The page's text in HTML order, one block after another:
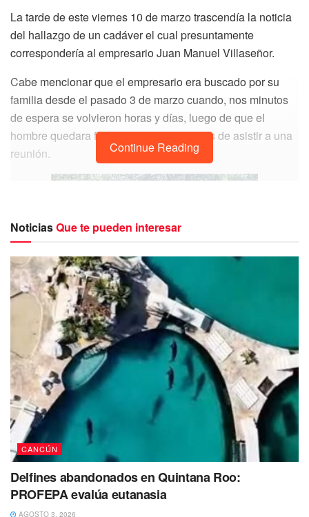
La tarde de este viernes 10 de marzo trascendía la noticia
del hallazgo de un cadáver el cual presuntamente
correspondería al empresario Juan Manuel Villaseñor.
Cabe mencionar que el empresario era buscado por su
familia desde el pasado 3 de marzo cuando, nos minutos
de espera se volvieron horas y días, luego de que el
hombre quedara formal con sus familiares de asistir a una
reunión.
Sin embargo este no llegaría, por lo que fue interpuesta
una ficha de búsqueda de localización en la Fiscalía
General del Estado. Había trascendido que un comando
armado lo había ‘levantado’ en la colonia doctores.
El hallazgo del hombre se dio derivada de las tareas de
búsqueda que emprendieron elementos de investigación
Continue Reading
NoticiasQue te pueden interesar
CANCÚN
Delfines abandonados en Quintana Roo:
PROFEPA evalúa eutanasia
AGOSTO 3, 2026